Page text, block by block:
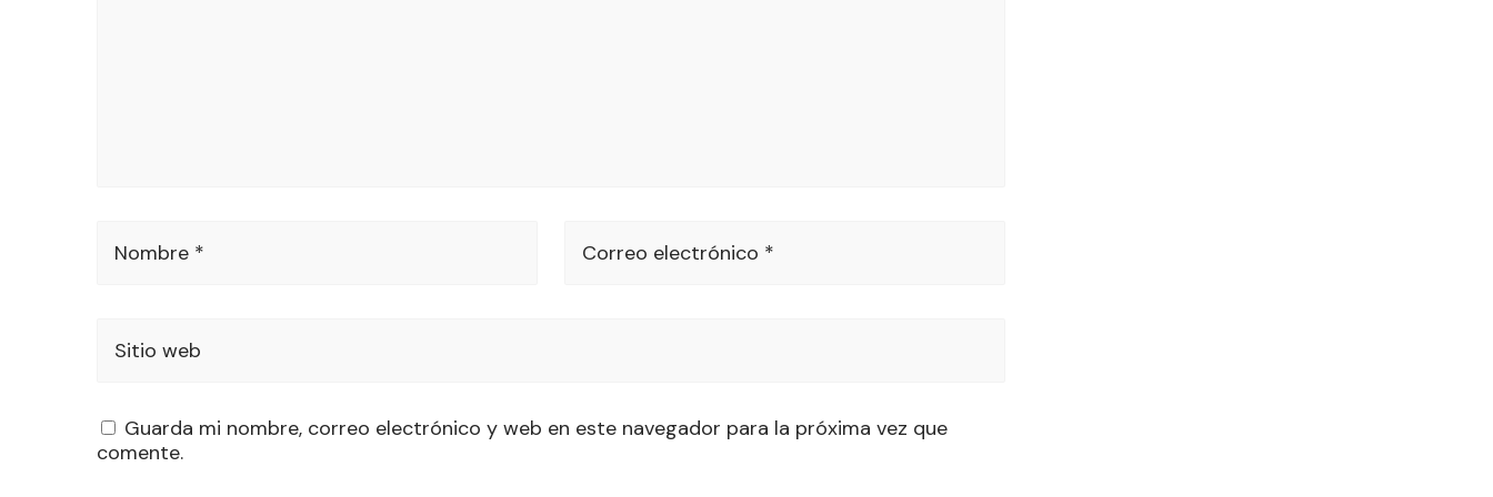
Nombre * Correo electrónico *
Sitio web
Guarda mi nombre, correo electrónico y web en este navegador para la próxima vez que
comente.